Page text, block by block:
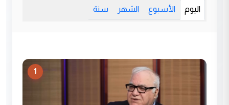
اليوم الأسبوع الشهر سنة
1